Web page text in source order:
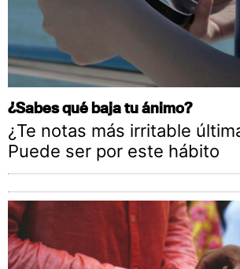
¿Sabes qué baja tu ánimo?
¿Te notas más irritable
Puede ser por este hábito